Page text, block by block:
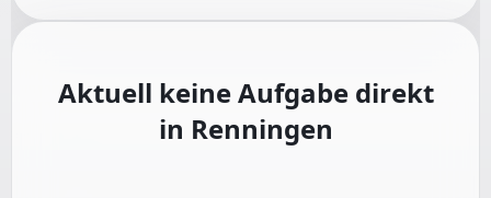
Aktuell keine Aufgabe direkt
in Renningen